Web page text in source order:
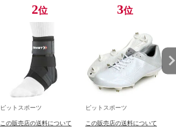
2位
ピットスポーツ
この販売店の送料について
3位
ピットスポーツ
この販売店の送料について